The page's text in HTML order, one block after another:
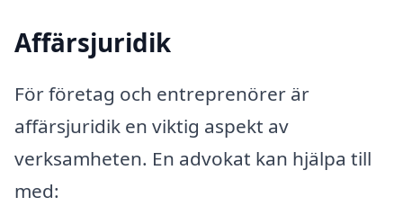
Affärsjuridik
För företag och entreprenörer är
affärsjuridik en viktig aspekt av
verksamheten. En advokat kan hjälpa till
med: